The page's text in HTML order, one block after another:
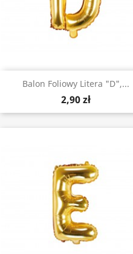
Balon Foliowy Litera "D",...
2,90 zł